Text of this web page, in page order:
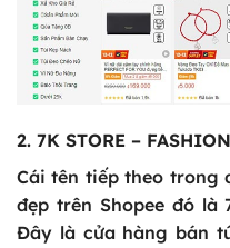
2. 7K STORE –
Cái tên tiếp theo trong
đẹp trên Shopee đó là
Đây là cửa hàng bán